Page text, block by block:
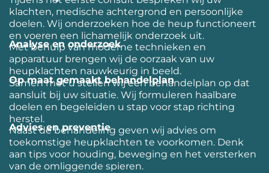
klachten, medische achtergrond en persoonlijke
doelen. Wij onderzoeken hoe de heup functioneert
en voeren een lichamelijk onderzoek uit.
Analyse en onderzoek
Met behulp van moderne technieken en
apparatuur brengen wij de oorzaak van uw
heupklachten nauwkeurig in beeld.
Op maat gemaakt behandelplan
Samen met u stellen wij een behandelplan op dat
aansluit bij uw situatie. Wij formuleren haalbare
doelen en begeleiden u stap voor stap richting
herstel.
Advies en preventie
Naast de behandeling geven wij advies om
toekomstige heupklachten te voorkomen. Denk
aan tips voor houding, beweging en het versterken
van de omliggende spieren.